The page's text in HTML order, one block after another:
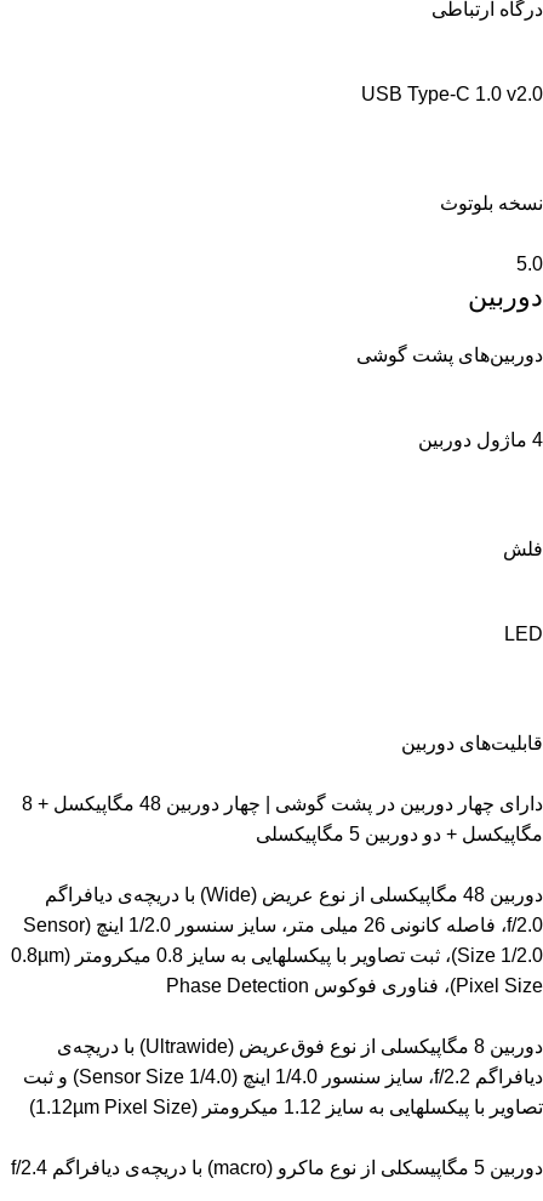
درگاه ارتباطی
USB Type-C 1.0 v2.0
نسخه بلوتوث
5.0
دوربین
دوربین‌های پشت گوشی
4 ماژول دوربین
فلش
LED
قابلیت‌های دوربین
دارای چهار دوربین در پشت گوشی | چهار دوربین 48 مگاپیکسل + 8
مگاپیکسل + دو دوربین 5 مگاپیکسلی
دوربین 48 مگاپیکسلی از نوع عریض (Wide) با دریچه‌ی دیافراگم
f/2.0، فاصله کانونی 26 میلی متر، سایز سنسور 1/2.0 اینچ (Sensor
Size 1/2.0)، ثبت تصاویر با پیکسل‎هایی به سایز 0.8 میکرومتر (0.8µm
Pixel Size)، فناوری فوکوس Phase Detection
دوربین 8 مگاپیکسلی از نوع فوق‌عریض (Ultrawide) با دریچه‌ی
دیافراگم f/2.2، سایز سنسور 1/4.0 اینچ (Sensor Size 1/4.0) و ثبت
تصاویر با پیکسل‎هایی به سایز 1.12 میکرومتر (1.12µm Pixel Size)
دوربین 5 مگاپیسکلی از نوع ماکرو (macro) با دریچه‌ی دیافراگم f/2.4